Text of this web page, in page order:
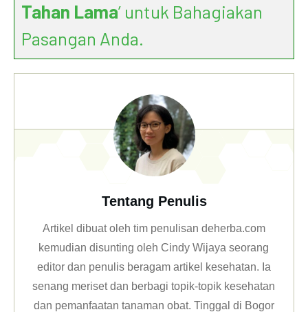
Tahan Lama’ untuk Bahagiakan
Pasangan Anda.
Tentang Penulis
Artikel dibuat oleh tim penulisan deherba.com
kemudian disunting oleh Cindy Wijaya seorang
editor dan penulis beragam artikel kesehatan. Ia
senang meriset dan berbagi topik-topik kesehatan
dan pemanfaatan tanaman obat. Tinggal di Bogor